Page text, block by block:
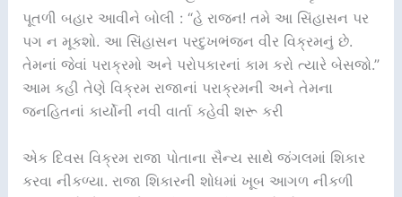
પૂતળી બહાર આવીને બોલી : “હે રાજન! તમે આ સિંહાસન પર
પગ ન મૂકશો. આ સિંહાસન પરદુખભંજન વીર વિક્રમનું છે.
તેમનાં જેવાં પરાક્રમો અને પરોપકારનાં કામ કરો ત્યારે બેસજો.”
આમ કહી તેણે વિક્રમ રાજાનાં પરાક્રમની અને તેમના
જનહિતનાં કાર્યોની નવી વાર્તા કહેવી શરૂ કરી
એક દિવસ વિક્રમ રાજા પોતાના સૈન્ય સાથે જંગલમાં શિકાર
કરવા નીકળ્યા. રાજા શિકારની શોધમાં ખૂબ આગળ નીકળી